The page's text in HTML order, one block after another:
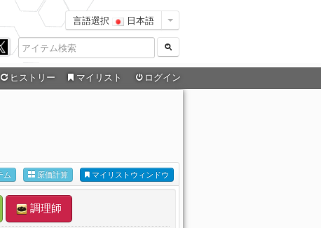
言語選択 日本語
ヒストリー マイリスト ログイン
マイリストウィンドウ
原価計算
ム
調理師